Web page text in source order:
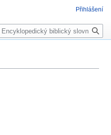
Přihlášení